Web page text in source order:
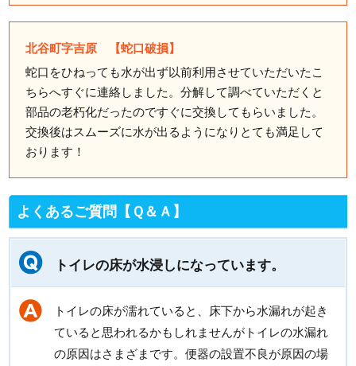
北谷町字吉原 【蛇口破損】
蛇口をひねっても水が出ず以前利用させていただいたこ
ちらへすぐに連絡しました。分解して調べていただくと
部品の老朽化だったのですぐに交換してもらいました。
交換後はスムーズに水が出るようになりとても満足して
おります！
よくあるご質問【Ｑ＆Ａ】
トイレの床が水浸しになっています。
トイレの床が濡れていると、床下から水漏れが起き
ていると思われるかもしれませんがトイレの水漏れ
の原因はさまざまです。便器の設置不良が原因の場